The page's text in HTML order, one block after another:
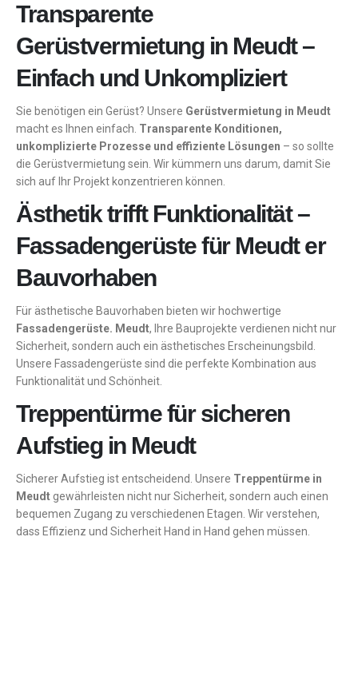
Transparente
Gerüstvermietung in Meudt –
Einfach und Unkompliziert
Sie benötigen ein Gerüst? Unsere Gerüstvermietung in Meudt
macht es Ihnen einfach. Transparente Konditionen,
unkomplizierte Prozesse und effiziente Lösungen – so sollte
die Gerüstvermietung sein. Wir kümmern uns darum, damit Sie
sich auf Ihr Projekt konzentrieren können.
Ästhetik trifft Funktionalität –
Fassadengerüste für Meudt er
Bauvorhaben
Für ästhetische Bauvorhaben bieten wir hochwertige
Fassadengerüste. Meudt, Ihre Bauprojekte verdienen nicht nur
Sicherheit, sondern auch ein ästhetisches Erscheinungsbild.
Unsere Fassadengerüste sind die perfekte Kombination aus
Funktionalität und Schönheit.
Treppentürme für sicheren
Aufstieg in Meudt
Sicherer Aufstieg ist entscheidend. Unsere Treppentürme in
Meudt gewährleisten nicht nur Sicherheit, sondern auch einen
bequemen Zugang zu verschiedenen Etagen. Wir verstehen,
dass Effizienz und Sicherheit Hand in Hand gehen müssen.